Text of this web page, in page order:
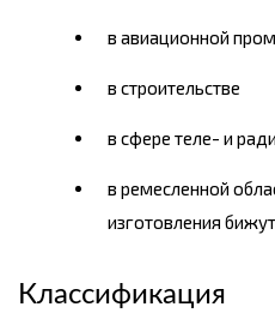
в авиационной
в строительстве
в сфере теле- и
в ремесленной
изготовления
Классификация